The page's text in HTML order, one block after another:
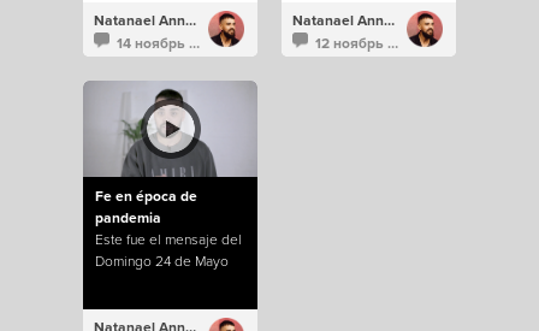
Natanael Annacondia
14 ноябрь 2021
saquen de todo lo que
Dios tiene para
nosotros.
Natanael Annacondia
12 ноябрь 2021
Fe en época de
pandemia
Este fue el mensaje del
Domingo 24 de Mayo